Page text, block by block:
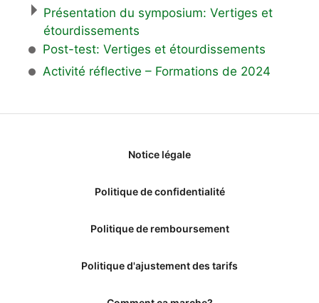
Présentation du symposium: Vertiges et
étourdissements
Post-test: Vertiges et étourdissements
Activité réflective – Formations de 2024
Notice légale
Politique de confidentialité
Politique de remboursement
Politique d'ajustement des tarifs